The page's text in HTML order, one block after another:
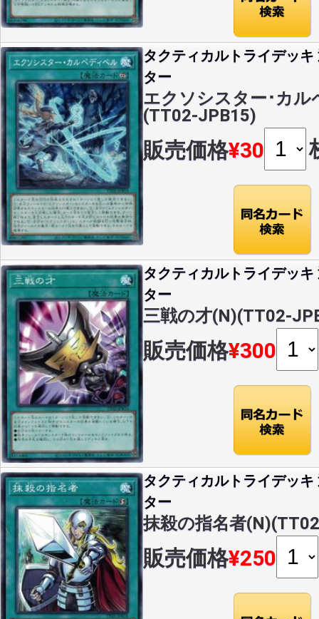
タクティカルトライデッ
ター
エクソシスター･カル
(TT02-JPB15)
販売価格¥30
タクティカルトライデッ
ター
三戦の才(N)(TT02-
販売価格¥300
タクティカルトライデッ
ター
抹殺の指名者
販売価格¥250